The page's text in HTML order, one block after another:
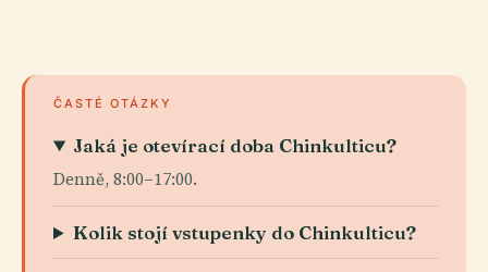
ČASTÉ OTÁZKY
Jaká je otevírací doba Chinkulticu?
Denně, 8:00–17:00.
Kolik stojí vstupenky do Chinkulticu?